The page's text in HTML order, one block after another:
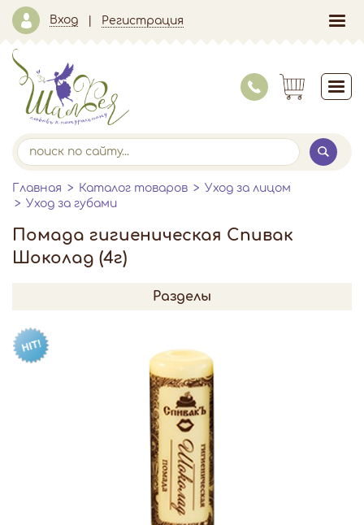
Вход Регистрация
Главная Каталог товаров
Уход за лицом
Уход за губами
Помада гигиеническая Спивак
Шоколад (4г)
Разделы